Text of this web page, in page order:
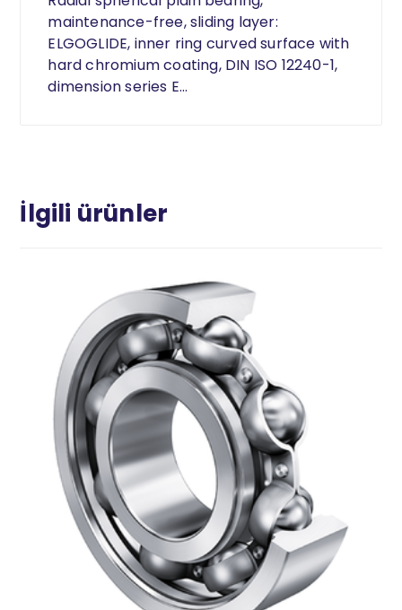
maintenance-free, sliding layer:
ELGOGLIDE, inner ring curved surface with
hard chromium coating, DIN ISO 12240-1,
dimension series E…
İlgili ürünler